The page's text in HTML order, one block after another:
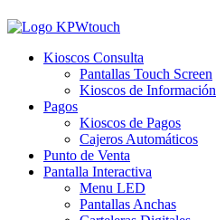
Kioscos Consulta
Pantallas Touch Screen
Kioscos de Información
Pagos
Kioscos de Pagos
Cajeros Automáticos
Punto de Venta
Pantalla Interactiva
Menu LED
Pantallas Anchas